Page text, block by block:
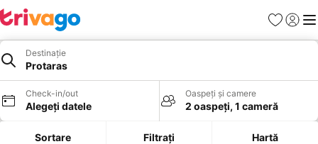
Favorite
Destinație
Protaras
Check-in/out
Alegeți datele
Oaspeți și camere
2 oaspeți, 1 cameră
Sortare Filtrați Hartă